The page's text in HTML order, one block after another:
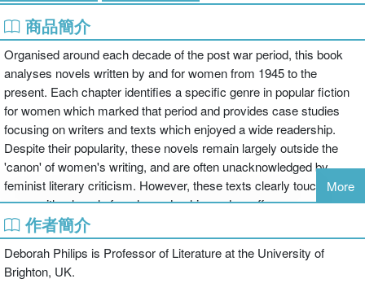
商品簡介
Organised around each decade of the post war period, this book
analyses novels written by and for women from 1945 to the
present. Each chapter identifies a specific genre in popular fiction
for women which marked that period and provides case studies
focusing on writers and texts which enjoyed a wide readership.
Despite their popularity, these novels remain largely outside the
'canon' of women's writing, and are often unacknowledged by
feminist literary criticism. However, these texts clearly touched a
nerve with a largely female readership, and so offer a means of
charting the changes in ideals of femininity, and in the tensions and
contradictions in gender identities in the post-war period. Their
analysis offers new insights into the shifting demands, aspirations
and expectations of what a woman could and should be over the
More
作者簡介
Deborah Philips is Professor of Literature at the University of
Brighton, UK.